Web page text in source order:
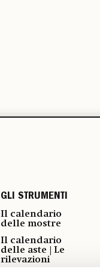
GLI STRUMENTI
Il calendario
delle mostre
Il calendario
delle aste | Le
rilevazioni